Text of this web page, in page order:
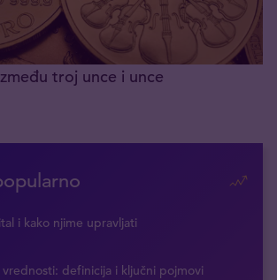
troj unce i unce
i kako njime upravljati
definicija i ključni pojmovi